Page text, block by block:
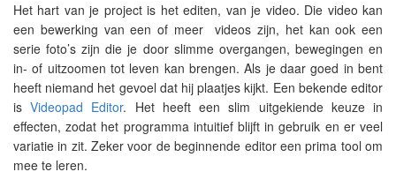
Het hart van je project is het editen, van je video. Die video kan
een bewerking van een of meer videos zijn, het kan ook een
serie foto’s zijn die je door slimme overgangen, bewegingen en
in- of uitzoomen tot leven kan brengen. Als je daar goed in bent
heeft niemand het gevoel dat hij plaatjes kijkt. Een bekende editor
is Videopad Editor. Het heeft een slim uitgekiende keuze in
effecten, zodat het programma intuitief blijft in gebruik en er veel
variatie in zit. Zeker voor de beginnende editor een prima tool om
mee te leren.